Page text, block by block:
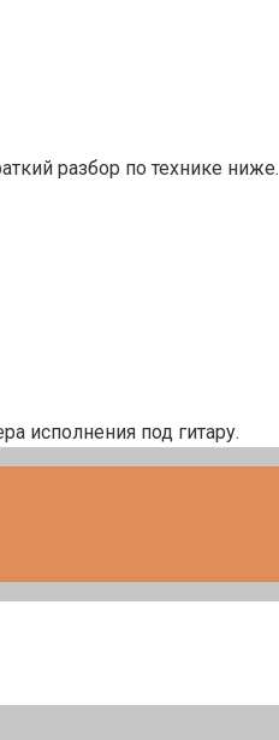
разбор по технике ниже.
исполнения под гитару.